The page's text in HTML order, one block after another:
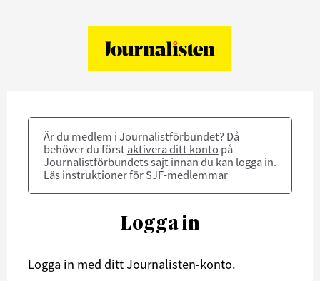
Är du medlem i Journalistförbundet? Då
behöver du först aktivera ditt konto på
Journalistförbundets sajt innan du kan logga in.
Läs instruktioner för SJF-medlemmar
Logga in
Logga in med ditt Journalisten-konto.